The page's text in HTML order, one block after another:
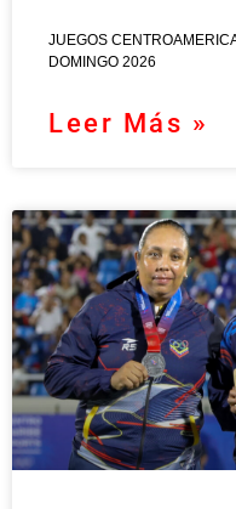
JUEGOS
DOMINGO 2026
Leer Más »